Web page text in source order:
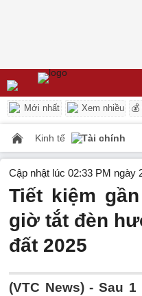
Mới nhất Xem nhiều
Kinh tế Tài chính
Cập nhật lúc 02:33 PM ngày
Tiết kiệm
giờ tắt đèn
đất 2025
(VTC News) -Sau